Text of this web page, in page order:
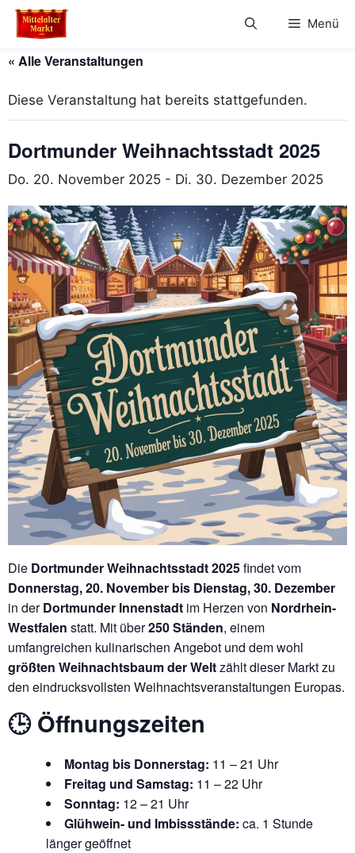
Zum
Inhalt
Menü
« Alle Veranstaltungen
Diese Veranstaltung hat bereits stattgefunden.
Dortmunder Weihnachtsstadt 2025
Do. 20. November 2025 - Di. 30. Dezember 2025
Die Dortmunder Weihnachtsstadt 2025findet vom
Donnerstag, 20. November bis Dienstag, 30. Dezember
in derDortmunder Innenstadt im Herzen von Nordrhein-
Westfalen statt. Mit über250 Ständen, einem
umfangreichen kulinarischen Angebot und dem wohl
größten Weihnachtsbaum der Weltzählt dieser Markt zu
den eindrucksvollsten Weihnachtsveranstaltungen Europas.
🕒 Öffnungszeiten
Montag bis Donnerstag: 11 – 21 Uhr
Freitag und Samstag: 11 – 22 Uhr
Sonntag: 12 – 21 Uhr
Glühwein- und Imbissstände: ca. 1 Stunde
länger geöffnet